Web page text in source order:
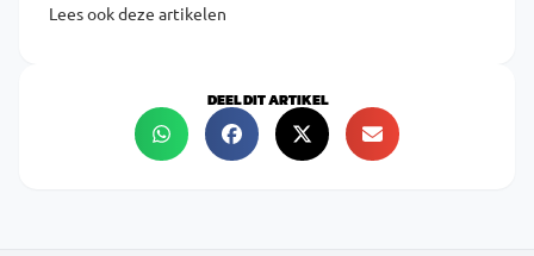
Lees ook deze artikelen
DEEL DIT ARTIKEL